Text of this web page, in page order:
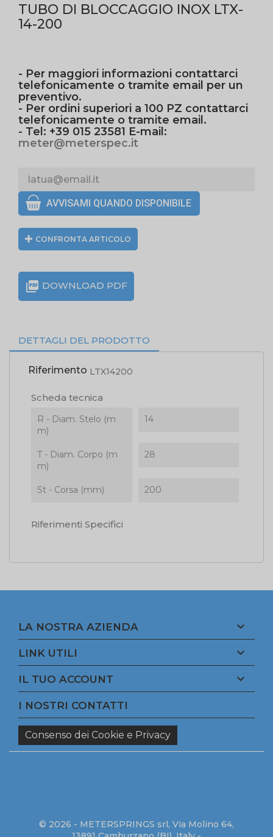
TUBO DI BLOCCAGGIO INOX LTX-
14-200
- Per maggiori informazioni contattarci
telefonicamente o tramite email per un
preventivo.
- Per ordini superiori a 100 PZ contattarci
telefonicamente o tramite email.
- Tel: +39 015 23581 E-mail:
meter@meterspec.it
AVVISAMI QUANDO DISPONIBILE
CONFRONTA ARTICOLO
 DOWNLOAD PDF
DETTAGLI DEL PRODOTTO
Riferimento LTX14200
Scheda tecnica
R - Diam. Stelo (m
m)
14
T - Diam. Corpo (m
m)
28
St - Corsa (mm) 200
Riferimenti Specifici
LA NOSTRA AZIENDA 
LINK UTILI 
IL TUO ACCOUNT 
I NOSTRI CONTATTI
Consenso dei Cookie e Privacy
© 2026 - METERSPRINGS srl, Via Molino 64,